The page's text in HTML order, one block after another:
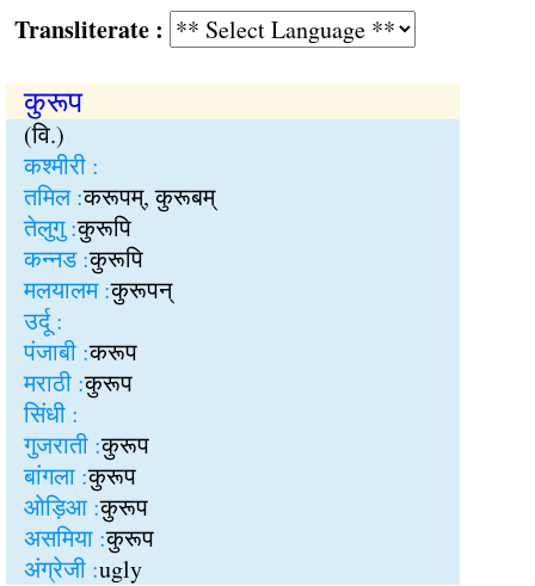
:
कुरूप
(वि.)
कश्मीरी :
तमिल :करूपम्, कुरूबम्
तेलुगु :कुरूपि
कन्नड :कुरूपि
मलयालम :कुरूपन्
उर्दू :
पंजाबी :करूप
मराठी :कुरूप
सिंधी :
गुजराती :कुरूप
बांगला :कुरूप
ओड़िआ :कुरूप
असमिया :कुरूप
अंग्रेजी :ugly